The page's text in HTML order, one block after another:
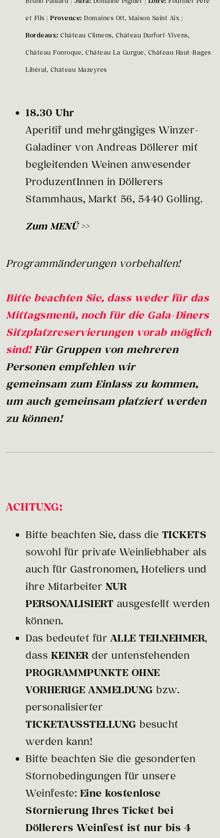
et Fils | Provence: Domaines Ott, Maison Saint Aix |
Bordeaux: Château Climens, Château Durfort-Vivens,
Château Fonroque, Château La Gurgue, Château Haut-Bages
Libéral, Château Mazeyres
18.30 Uhr
Aperitif und mehrgängiges Winzer-
Galadiner von Andreas Döllerer mit
begleitenden Weinen anwesender
ProduzentInnen in Döllerers
Stammhaus, Markt 56, 5440 Golling.
Zum MENÜ >>
Programmänderungen vorbehalten!
Bitte beachten Sie, dass weder für das
Mittagsmenü, noch für die Gala-Diners
Sitzplatzreservierungen vorab möglich
sind! Für Gruppen von mehreren
Personen empfehlen wir
gemeinsam zum Einlass zu kommen,
um auch gemeinsam platziert werden
zu können!
ACHTUNG:
Bitte beachten Sie, dass die TICKETS
sowohl für private Weinliebhaber als
auch für Gastronomen, Hoteliers und
ihre Mitarbeiter NUR
PERSONALISIERT ausgestellt werden
können.
Das bedeutet für ALLE TEILNEHMER,
dass KEINER der untenstehenden
PROGRAMMPUNKTE OHNE
VORHERIGE ANMELDUNG bzw.
personalisierter
TICKETAUSSTELLUNG besucht
werden kann!
Bitte beachten Sie die gesonderten
Stornobedingungen für unsere
Weinfeste: Eine kostenlose
Stornierung Ihres Ticket bei
Döllerers Weinfest ist nur bis 4